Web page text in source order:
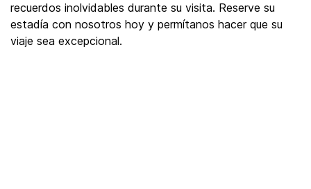
recuerdos inolvidables durante su visita. Reserve su
estadía con nosotros hoy y permítanos hacer que su
viaje sea excepcional.